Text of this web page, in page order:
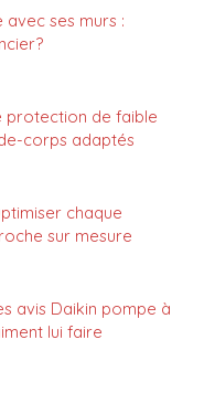
ses murs :
protection de faible
corps adaptés
chaque
sur mesure
avis Daikin pompe à
lui faire